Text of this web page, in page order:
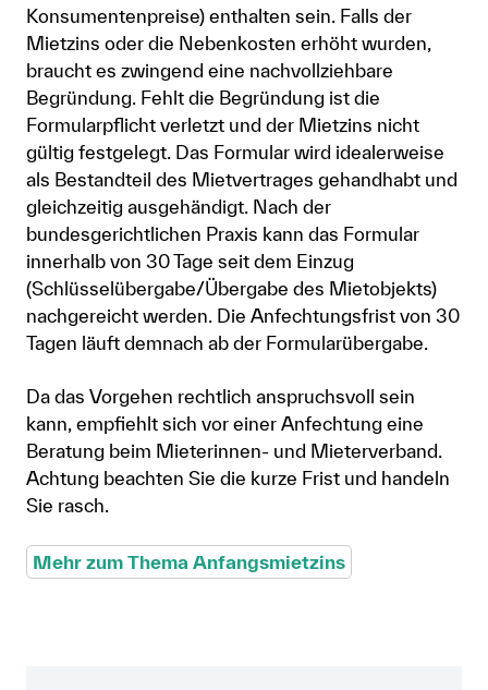
Konsumentenpreise) enthalten sein. Falls der
Mietzins oder die Nebenkosten erhöht wurden,
braucht es zwingend eine nachvollziehbare
Begründung. Fehlt die Begründung ist die
Formularpflicht verletzt und der Mietzins nicht
gültig festgelegt. Das Formular wird idealerweise
als Bestandteil des Mietvertrages gehandhabt und
gleichzeitig ausgehändigt. Nach der
bundesgerichtlichen Praxis kann das Formular
innerhalb von 30 Tage seit dem Einzug
(Schlüsselübergabe/Übergabe des Mietobjekts)
nachgereicht werden. Die Anfechtungsfrist von 30
Tagen läuft demnach ab der Formularübergabe.
Da das Vorgehen rechtlich anspruchsvoll sein
kann, empfiehlt sich vor einer Anfechtung eine
Beratung beim Mieterinnen- und Mieterverband.
Achtung beachten Sie die kurze Frist und handeln
Sie rasch.
Mehr zum Thema Anfangsmietzins